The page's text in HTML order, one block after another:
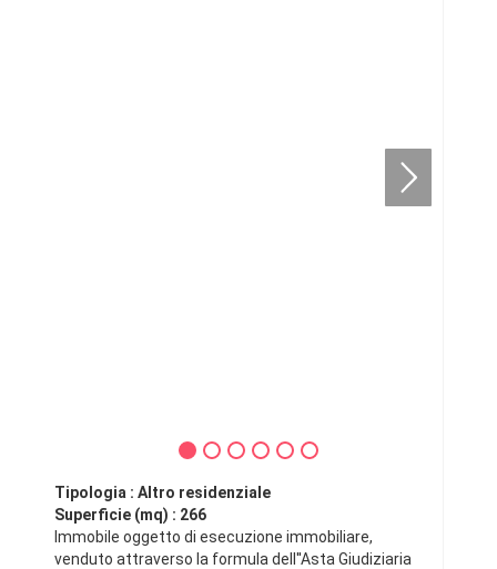
Tipologia : Altro residenziale
Superficie (mq) : 266
Immobile oggetto di esecuzione immobiliare,
venduto attraverso la formula dell''Asta Giudiziaria